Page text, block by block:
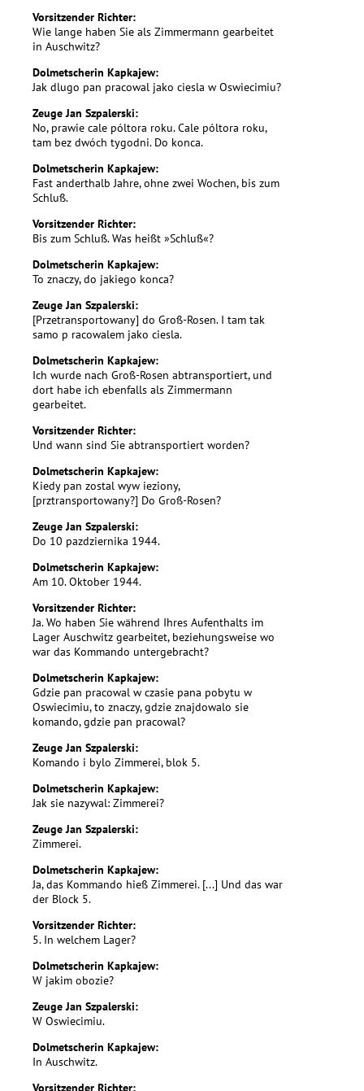
Vorsitzender Richter:
Wie lange haben Sie als Zimmermann gearbeitet
in Auschwitz?
Dolmetscherin Kapkajew:
Jak dlugo pan pracowal jako ciesla w Oswiecimiu?
Zeuge Jan Szpalerski:
No, prawie cale póltora roku. Cale póltora roku,
tam bez dwóch tygodni. Do konca.
Dolmetscherin Kapkajew:
Fast anderthalb Jahre, ohne zwei Wochen, bis zum
Schluß.
Vorsitzender Richter:
Bis zum Schluß. Was heißt »Schluß«?
Dolmetscherin Kapkajew:
To znaczy, do jakiego konca?
Zeuge Jan Szpalerski:
[Przetransportowany] do Groß-Rosen. I tam tak
samo p racowalem jako ciesla.
Dolmetscherin Kapkajew:
Ich wurde nach Groß-Rosen abtransportiert, und
dort habe ich ebenfalls als Zimmermann
gearbeitet.
Vorsitzender Richter:
Und wann sind Sie abtransportiert worden?
Dolmetscherin Kapkajew:
Kiedy pan zostal wyw ieziony,
[prztransportowany?] Do Groß-Rosen?
Zeuge Jan Szpalerski:
Do 10 pazdziernika 1944.
Dolmetscherin Kapkajew:
Am 10. Oktober 1944.
Vorsitzender Richter:
Ja. Wo haben Sie während Ihres Aufenthalts im
Lager Auschwitz gearbeitet, beziehungsweise wo
war das Kommando untergebracht?
Dolmetscherin Kapkajew:
Gdzie pan pracowal w czasie pana pobytu w
Oswiecimiu, to znaczy, gdzie znajdowalo sie
komando, gdzie pan pracowal?
Zeuge Jan Szpalerski:
Komando i bylo Zimmerei, blok 5.
Dolmetscherin Kapkajew:
Jak sie nazywal: Zimmerei?
Zeuge Jan Szpalerski:
Zimmerei.
Dolmetscherin Kapkajew:
Ja, das Kommando hieß Zimmerei. [...] Und das war
der Block 5.
Vorsitzender Richter:
5. In welchem Lager?
Dolmetscherin Kapkajew:
W jakim obozie?
Zeuge Jan Szpalerski:
W Oswiecimiu.
Dolmetscherin Kapkajew:
In Auschwitz.
Vorsitzender Richter: